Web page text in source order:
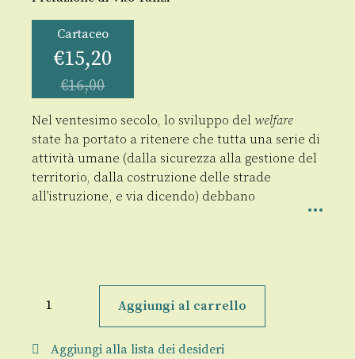
Cartaceo
€15,20
€16,00
Nel ventesimo secolo, lo sviluppo del welfare
state ha portato a ritenere che tutta una serie di
attività umane (dalla sicurezza alla gestione del
territorio, dalla costruzione delle strade
all’istruzione, e via dicendo) debbano
città
Aggiungi al carrello
Aggiungi alla lista dei desideri